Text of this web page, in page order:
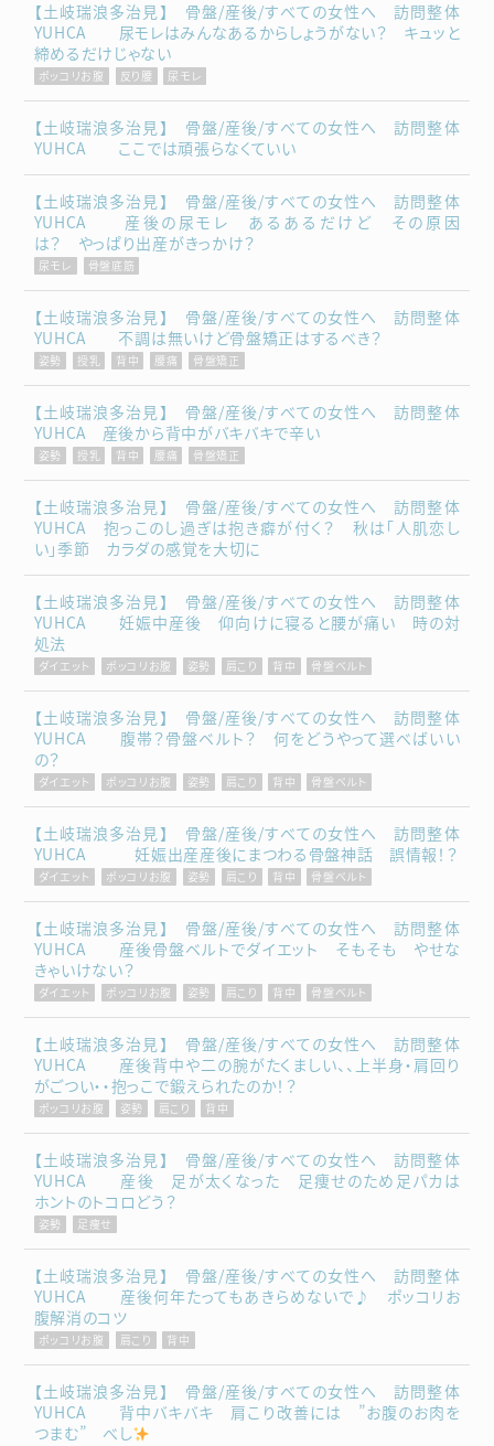
【土岐瑞浪多治見】 骨盤/産後/すべての女性へ 訪問整体
YUHCA 尿モレはみんなあるからしょうがない？ キュッと
締めるだけじゃない
ポッコリお腹 反り腰 尿モレ
【土岐瑞浪多治見】 骨盤/産後/すべての女性へ 訪問整体
YUHCA ここでは頑張らなくていい
【土岐瑞浪多治見】 骨盤/産後/すべての女性へ 訪問整体
YUHCA 産後の尿モレ あるあるだけど その原因
は？ やっぱり出産がきっかけ？
尿モレ 骨盤底筋
【土岐瑞浪多治見】 骨盤/産後/すべての女性へ 訪問整体
YUHCA 不調は無いけど骨盤矯正はするべき？
姿勢 授乳 背中 腰痛 骨盤矯正
【土岐瑞浪多治見】 骨盤/産後/すべての女性へ 訪問整体
YUHCA 産後から背中がバキバキで辛い
姿勢 授乳 背中 腰痛 骨盤矯正
【土岐瑞浪多治見】 骨盤/産後/すべての女性へ 訪問整体
YUHCA 抱っこのし過ぎは抱き癖が付く？ 秋は「人肌恋し
い」季節 カラダの感覚を大切に
【土岐瑞浪多治見】 骨盤/産後/すべての女性へ 訪問整体
YUHCA 妊娠中産後 仰向けに寝ると腰が痛い 時の対
処法
ダイエット ポッコリお腹 姿勢 肩こり 背中 骨盤ベルト
【土岐瑞浪多治見】 骨盤/産後/すべての女性へ 訪問整体
YUHCA 腹帯？骨盤ベルト？ 何をどうやって選べばいい
の？
ダイエット ポッコリお腹 姿勢 肩こり 背中 骨盤ベルト
【土岐瑞浪多治見】 骨盤/産後/すべての女性へ 訪問整体
YUHCA 妊娠出産産後にまつわる骨盤神話 誤情報！？
ダイエット ポッコリお腹 姿勢 肩こり 背中 骨盤ベルト
【土岐瑞浪多治見】 骨盤/産後/すべての女性へ 訪問整体
YUHCA 産後骨盤ベルトでダイエット そもそも やせな
きゃいけない？
ダイエット ポッコリお腹 姿勢 肩こり 背中 骨盤ベルト
【土岐瑞浪多治見】 骨盤/産後/すべての女性へ 訪問整体
YUHCA 産後背中や二の腕がたくましい、、上半身・肩回り
がごつい・・抱っこで鍛えられたのか！？
ポッコリお腹 姿勢 肩こり 背中
【土岐瑞浪多治見】 骨盤/産後/すべての女性へ 訪問整体
YUHCA 産後 足が太くなった 足痩せのため足パカは
ホントのトコロどう？
姿勢 足痩せ
【土岐瑞浪多治見】 骨盤/産後/すべての女性へ 訪問整体
YUHCA 産後何年たってもあきらめないで♪ ポッコリお
腹解消のコツ
ポッコリお腹 肩こり 背中
【土岐瑞浪多治見】 骨盤/産後/すべての女性へ 訪問整体
YUHCA 背中バキバキ 肩こり改善には ”お腹のお肉を
つまむ” べし